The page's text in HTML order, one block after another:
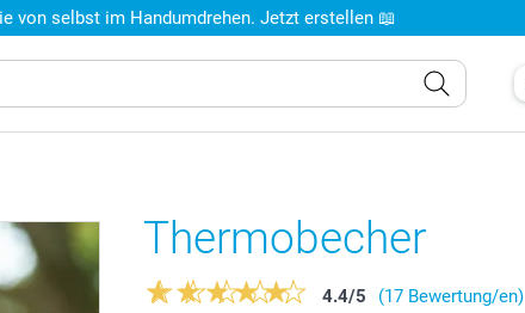
von selbst im Handumdrehen. Jetzt erstellen 📖
Thermobecher
4.4/5
(17 Bewertung/en)